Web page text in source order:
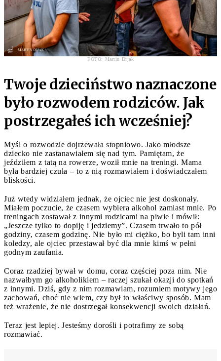
FOTO: Martin Dijak
Twoje dzieciństwo naznaczone
było rozwodem rodziców. Jak
postrzegałeś ich wcześniej?
Myśl o rozwodzie dojrzewała stopniowo. Jako młodsze
dziecko nie zastanawiałem się nad tym. Pamiętam, że
jeździłem z tatą na rowerze, woził mnie na treningi. Mama
była bardziej czuła – to z nią rozmawiałem i doświadczałem
bliskości.
Już wtedy widziałem jednak, że ojciec nie jest doskonały.
Miałem poczucie, że czasem wybiera alkohol zamiast mnie. Po
treningach zostawał z innymi rodzicami na piwie i mówił:
„Jeszcze tylko to dopiję i jedziemy”. Czasem trwało to pół
godziny, czasem godzinę. Nie było mi ciężko, bo byli tam inni
koledzy, ale ojciec przestawał być dla mnie kimś w pełni
godnym zaufania.
Coraz rzadziej bywał w domu, coraz częściej poza nim. Nie
nazwałbym go alkoholikiem – raczej szukał okazji do spotkań
z innymi. Dziś, gdy z nim rozmawiam, rozumiem motywy jego
zachowań, choć nie wiem, czy był to właściwy sposób. Mam
też wrażenie, że nie dostrzegał konsekwencji swoich działań.
Teraz jest lepiej. Jesteśmy dorośli i potrafimy ze sobą
rozmawiać.